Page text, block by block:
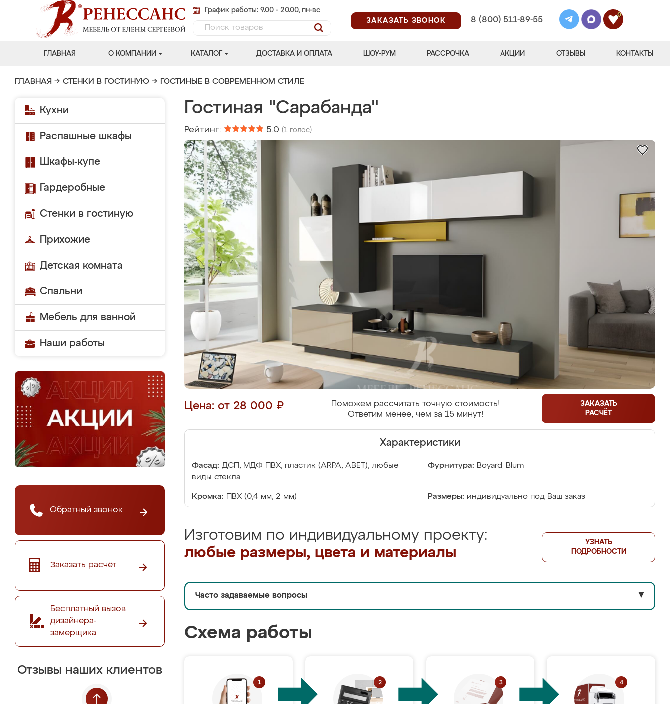
График работы: 9.00 - 20.00, пн-вс
ЗАКАЗАТЬ ЗВОНОК
8 (800) 511-89-55
0
ГЛАВНАЯ О КОМПАНИИ КАТАЛОГ ДОСТАВКА И ОПЛАТА ШОУ-РУМ РАССРОЧКА АКЦИИ ОТЗЫВЫ КОНТАКТЫ
ГЛАВНАЯ → СТЕНКИ В ГОСТИНУЮ → ГОСТИНЫЕ В СОВРЕМЕННОМ СТИЛЕ
Кухни
Распашные шкафы
Шкафы-купе
Гардеробные
Стенки в гостиную
Прихожие
Детская комната
Спальни
Мебель для ванной
Наши работы
Обратный звонок
Заказать расчёт
Бесплатный вызов
дизайнера-
замерщика
Отзывы наших клиентов
Гостиная "Сарабанда"
Рейтинг: 5.0 (1 голос)
Цена: от 28 000 ₽
Поможем рассчитать точную стоимость!
Ответим менее, чем за 15 минут!
ЗАКАЗАТЬ
РАСЧЁТ
Характеристики
Фасад: ДСП, МДФ ПВХ, пластик (ARPA, ABET), любые
виды стекла
Фурнитура: Boyard, Blum
Кромка: ПВХ (0,4 мм, 2 мм) Размеры: индивидуально под Ваш заказ
Изготовим по индивидуальному проекту:
любые размеры, цвета и материалы
УЗНАТЬ
ПОДРОБНОСТИ
Часто задаваемые вопросы ▼
Схема работы